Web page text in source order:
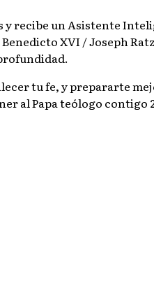
y recibe un Asistente
Benedicto XVI / Joseph
tu fe, y prepararte
al Papa teólogo contigo